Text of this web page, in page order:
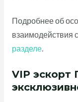
Подробнее об
взаимодействия
разделе.
VIP эскорт